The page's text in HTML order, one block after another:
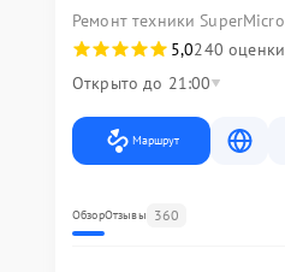
Ремонт техники SuperMicro
5,0240 оценки
Открыто до 21:00
Маршрут
ОбзорОтзывы 360